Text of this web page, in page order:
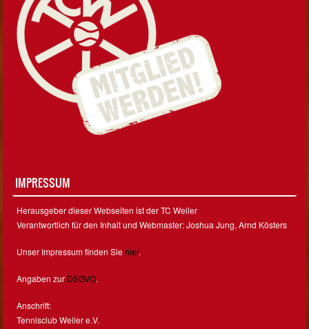
IMPRESSUM
Herausgeber dieser Webseiten ist der TC Weiler
Verantwortlich für den Inhalt und Webmaster: Joshua Jung, Arnd Kösters
Unser Impressum finden Siehier.
Angaben zur DSGVO.
Anschrift:
Tennisclub Weiler e.V.